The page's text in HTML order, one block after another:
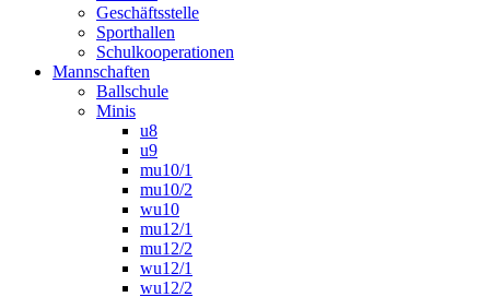
Geschäftsstelle
Sporthallen
Schulkooperationen
Mannschaften
Ballschule
Minis
u8
u9
mu10/1
mu10/2
wu10
mu12/1
mu12/2
wu12/1
wu12/2